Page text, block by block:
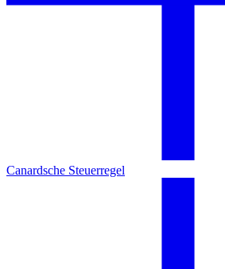
Canardsche Steuerregel